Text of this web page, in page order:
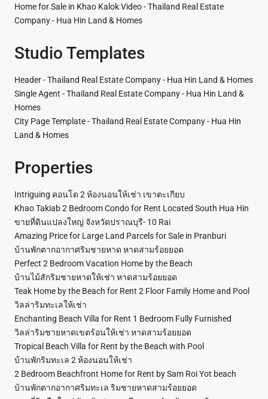
Home for Sale in Khao Kalok Video - Thailand Real Estate
Company - Hua Hin Land & Homes
Studio Templates
Header - Thailand Real Estate Company - Hua Hin Land & Homes
Single Agent - Thailand Real Estate Company - Hua Hin Land &
Homes
City Page Template - Thailand Real Estate Company - Hua Hin
Land & Homes
Properties
Intriguing คอนโด 2 ห้องนอนให้เช่า เขาตะเกียบ
Khao Takiab 2 Bedroom Condo for Rent Located South Hua Hin
ขายที่ดินแปลงใหญ่ จังหวัดปราณบุรี- 10 Rai
Amazing Price for Large Land Parcels for Sale in Pranburi
บ้านพักตากอากาศริมชายหาด หาดสามร้อยยอด
Perfect 2 Bedroom Vacation Home by the Beach
บ้านไม้สักริมชายหาดให้เช่า หาดสามร้อยยอด
Teak Home by the Beach for Rent 2 Floor Family Home and Pool
วิลล่าริมทะเลให้เช่า
Enchanting Beach Villa for Rent 1 Bedroom Fully Furnished
วิลล่าริมชายหาดเขตร้อนให้เช่า หาดสามร้อยยอด
Tropical Beach Villa for Rent by the Beach with Pool
บ้านพักริมทะเล 2 ห้องนอนให้เช่า
2 Bedroom Beachfront Home for Rent by Sam Roi Yot beach
บ้านพักตากอากาศริมทะเล ริมชายหาดสามร้อยยอด